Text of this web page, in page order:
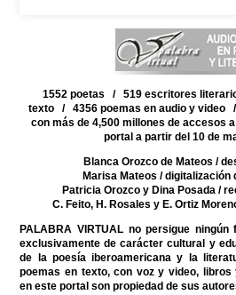
1552 poetas / 519 escritores
texto / 4356 poemas en audio y video
con más de 4,500 millones de accesos
portal a partir del 10 de
Blanca Orozco de Mateos /
Marisa Mateos / digitalización
Patricia Orozco y Dina Posada /
C. Feito, H. Rosales y E. Ortiz
PALABRA VIRTUAL no persigue
exclusivamente de carácter cultural y
de la poesía iberoamericana y la
poemas en texto, con voz y video,
en este portal son propiedad de sus